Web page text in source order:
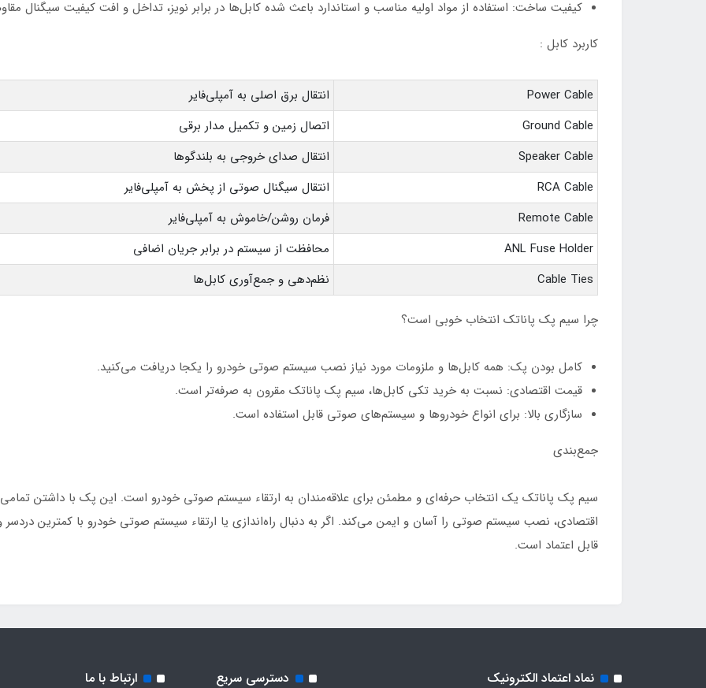
کیفیت ساخت: استفاده از مواد اولیه مناسب و استاندارد باعث شده کابل‌ها در برابر نویز، تداخل و افت کیفیت سیگنال
کاربرد کابل :
Power Cable
انتقال برق اصلی به آمپلی‌فایر
Ground Cable
اتصال زمین و تکمیل مدار برقی
Speaker Cable
انتقال صدای خروجی به بلندگوها
RCA Cable
انتقال سیگنال صوتی از پخش به آمپلی‌فایر
Remote Cable
فرمان روشن/خاموش به آمپلی‌فایر
ANL Fuse Holder
محافظت از سیستم در برابر جریان اضافی
Cable Ties
نظم‌دهی و جمع‌آوری کابل‌ها
چرا سیم پک پاناتک انتخاب خوبی است؟
کامل بودن پک: همه کابل‌ها و ملزومات مورد نیاز نصب سیستم صوتی خودرو را یکجا دریافت می‌کنید.
قیمت اقتصادی: نسبت به خرید تکی کابل‌ها، سیم پک پاناتک مقرون به صرفه‌تر است.
سازگاری بالا: برای انواع خودروها و سیستم‌های صوتی قابل استفاده است.
جمع‌بندی
سیم پک پاناتک یک انتخاب حرفه‌ای و مطمئن برای علاقه‌مندان به ارتقاء سیستم صوتی خودرو است. این پک با داشتن
اقتصادی، نصب سیستم صوتی را آسان و ایمن می‌کند. اگر به دنبال راه‌اندازی یا ارتقاء سیستم صوتی خودرو با کمترین
قابل اعتماد است.
نماد اعتماد الکترونیک دسترسی سریع ارتباط با ما